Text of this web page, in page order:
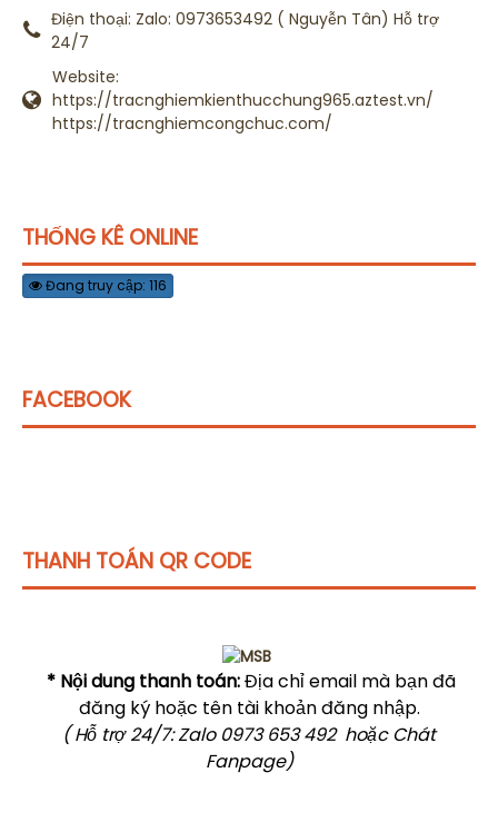
Điện thoại: Zalo: 0973653492 ( Nguyễn Tân) Hỗ trợ
24/7
Website:
https://tracnghiemkienthucchung965.aztest.vn/
https://tracnghiemcongchuc.com/
THỐNG KÊ ONLINE
Đang truy cập: 116
FACEBOOK
THANH TOÁN QR CODE
* Nội dung thanh toán:Địa chỉ email mà bạn đã
đăng ký hoặc tên tài khoản đăng nhập.
( Hỗ trợ 24/7: Zalo 0973 653 492 hoặc Chát
Fanpage)